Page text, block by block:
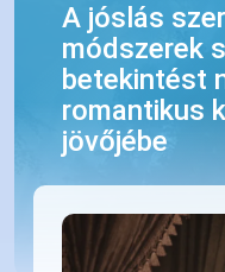
A jóslás
módszerek
betekintést
romantikus
jövőjébe